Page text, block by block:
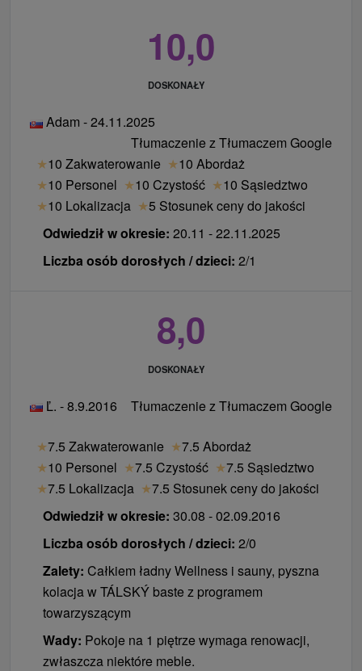
Domek
osoby
Zmierzch
dwupoziomowy
z kominkiem
4
€
1524.00
€
1633.00 €
5
2176.00 1876.00
2004.00 € 2004.00 €
6
€
€
2246.00 €
4350,00
ważny w pokoju zajmowanym przez dwie osoby
dorosłe.
Dzieci do 2,99 lat są darmowe (zawarte w
podstawowych usług pakietowych).
Dzieci w wieku od 3 do 11,99 lat na dostawce 12 € /
dzień (bezpłatny dla podstawowych usług zawartych w
pakiecie).
Dzieci od 12 do 17,99 lat na dostawce 39 € / dzień
(bez podstawowych usług zawartych w pakiecie).
Osoby od 18 do 99 lat na dostawce 75 € / noc
(wszystkie usługi pakiet wliczone w cenę).
Pobyt obejmuje
10,0
DOSKONAŁY
Adam - 24.11.2025
Tłumaczenie z Tłumaczem Google
★10 Zakwaterowanie ★10 Abordaż
★10 Personel ★10 Czystość ★10 Sąsiedztwo
★10 Lokalizacja ★5 Stosunek ceny do jakości
Odwiedził w okresie: 20.11 - 22.11.2025
Liczba osób dorosłych / dzieci: 2/1
8,0
DOSKONAŁY
Ľ. - 8.9.2016 Tłumaczenie z Tłumaczem Google
★7.5 Zakwaterowanie ★7.5 Abordaż
★10 Personel ★7.5 Czystość ★7.5 Sąsiedztwo
★7.5 Lokalizacja ★7.5 Stosunek ceny do jakości
Odwiedził w okresie: 30.08 - 02.09.2016
Liczba osób dorosłych / dzieci: 2/0
Zalety: Całkiem ładny Wellness i sauny, pyszna
kolacja w TÁLSKÝ baste z programem
towarzyszącym
Wady: Pokoje na 1 piętrze wymaga renowacji,
zwłaszcza niektóre meble.